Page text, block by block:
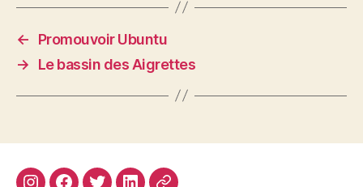
←
Promouvoir Ubuntu
→
Le bassin des Aigrettes